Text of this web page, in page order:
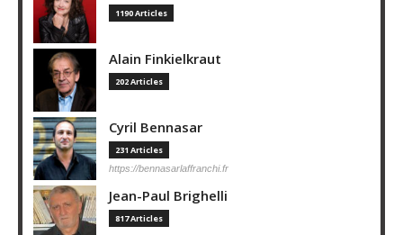
1190 Articles
Alain Finkielkraut
202 Articles
Cyril Bennasar
231 Articles
https://bennasarlaffranchi.fr
Jean-Paul Brighelli
817 Articles